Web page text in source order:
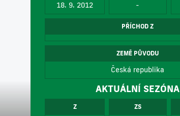
18. 9. 2012 -
PŘÍCHOD Z
ZEMĚ PŮVODU
Česká republika
AKTUÁLNÍ SEZÓNA
Z ZS